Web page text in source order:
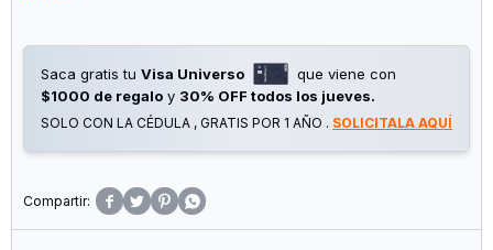
Vetiver, Pachulí, Geranio Y Elemí
Notas De Fondo: Ambroxan, Cedro Y Ládano
Saca gratis tu Visa Universo
que viene con
$1000 de regalo y 30% OFF todos los jueves.
SOLO CON LA CÉDULA , GRATIS POR 1 AÑO . SOLICITALA AQUÍ
   